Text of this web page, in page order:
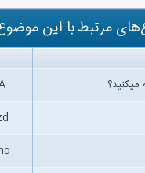
مرتبط با این